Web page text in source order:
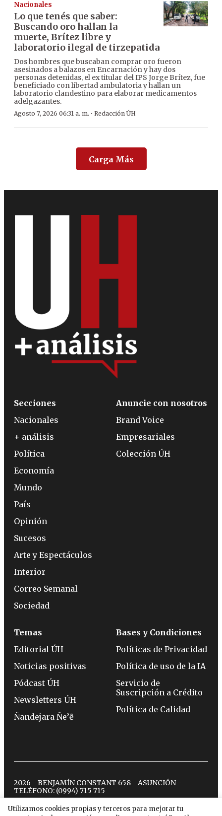
Nacionales
Lo que tenés que saber:
Buscando oro hallan la
muerte, Brítez libre y
laboratorio ilegal de tirzepatida
Dos hombres que buscaban comprar oro fueron
asesinados a balazos en Encarnación y hay dos
personas detenidas, el ex titular del IPS Jorge Brítez, fue
beneficiado con libertad ambulatoria y hallan un
laboratorio clandestino para elaborar medicamentos
adelgazantes.
Agosto 7, 2026 06:31 a. m. · Redacción ÚH
Carga Más
Utilizamos cookies propias y terceros para mejorar tu
Secciones
Nacionales
+ análisis
Política
Economía
Mundo
País
Opinión
Sucesos
Arte y Espectáculos
Interior
Correo Semanal
Sociedad
Anuncie con nosotros
Brand Voice
Empresariales
Colección ÚH
Temas
Editorial ÚH
Noticias positivas
Pódcast ÚH
Newsletters ÚH
Ñandejara Ñe’ẽ
Bases y Condiciones
Políticas de Privacidad
Política de uso de la IA
Servicio de
Suscripción a Crédito
Política de Calidad
2026 - BENJAMÍN CONSTANT 658 - ASUNCIÓN -
TELÉFONO: (0994) 715 715